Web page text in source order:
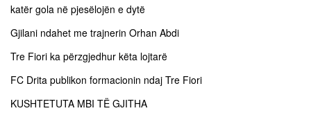
katër gola në pjesëlojën e dytë
Gjilani ndahet me trajnerin Orhan Abdi
Tre Fiori ka përzgjedhur këta lojtarë
FC Drita publikon formacionin ndaj Tre Fiori
KUSHTETUTA MBI TË GJITHA